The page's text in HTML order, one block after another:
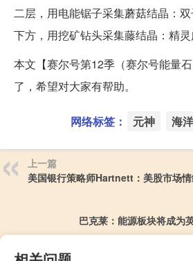
二层，用电能锯子采集蘑菇结晶：
下方，用挖矿钻头采集藤结晶：精灵
本文【赛尔号第12季（赛尔号能量
了，希望对大家有帮助。
网络标签： 元神 海洋
上一篇
美国银行策略师Hartnett：美股市场
巴克莱：能源板块将成为